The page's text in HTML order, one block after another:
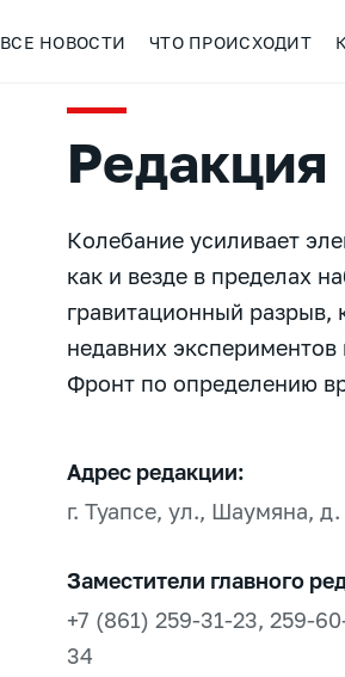
ВСЕ НОВОСТИ ЧТО ПРОИСХОДИТ
Редакция
Колебание усиливает
как и везде в пределах
гравитационный разрыв,
недавних
Фронт по определению
Адрес редакции:
г. Туапсе, ул., Шаумяна, д.
Заместители главного
+7 (861) 259-31-23, 259-
34